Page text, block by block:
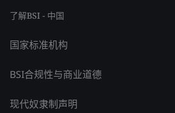
了解BSI - 中国
国家标准机构
BSI合规性与商业道德
现代奴隶制声明